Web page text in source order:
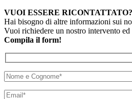
VUOI ESSERE RICONTATTATO?
Hai bisogno di altre informazioni sui
Vuoi richiedere un nostro intervento ed
Compila il form!